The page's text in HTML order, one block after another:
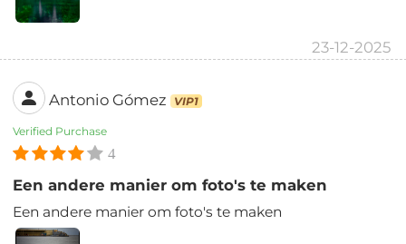
23-12-2025
Antonio Gómez VIP1
Verified Purchase
4
Een andere manier om foto's te maken
Een andere manier om foto's te maken